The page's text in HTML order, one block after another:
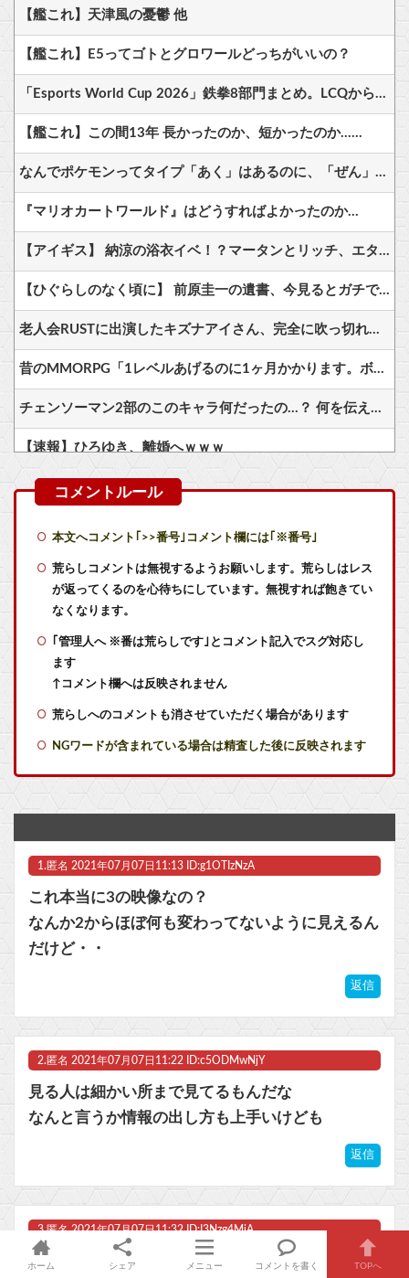
【艦これ】天津風の憂鬱 他
【艦これ】E5ってゴトとグロワールどっちがいいの？
「Esports World Cup 2026」鉄拳8部門まとめ。LCQから勝ち上がった無名のパキスタン勢が優勝
【艦これ】この間13年 長かったのか、短かったのか……
なんでポケモンってタイプ「あく」はあるのに、「ぜん」は無いの？
『マリオカートワールド』はどうすればよかったのか…
【アイギス】 納涼の浴衣イベ！？マータンとリッチ、エターナーが来る模様！！！
【ひぐらしのなく頃に】 前原圭一の遺書、今見るとガチで意味不明すぎるｗｗｗｗｗｗｗｗｗｗｗ
老人会RUSTに出演したキズナアイさん、完全に吹っ切れるｗｗｗｗ
昔のMMORPG「1レベルあげるのに1ヶ月かかります。ボスは12時間毎に湧いて取り合いです」
チェンソーマン2部のこのキャラ何だったの…？ 何を伝えたいキャラだったの…？
【速報】ひろゆき、離婚へｗｗｗ
【画像】YouTubeコメント欄、キレッキレ
『ドラクエ9 リメイク』←これDQ12発売前後に出ると思う？
ファミコンミニ「2016年発売」←マジかよｗｗｗｗｗ
「MYST」シリーズって正直ADVゲームの最高傑作だよね
バスターソード、バスターライフル←バスターってなんだよ
【水星の魔女】グエルは物語冒頭はどんだけストレスフルだったんだよ…ってなる
【ドラゴンボール】孫悟空のスーパーサイヤ人化という、漫画史においても歴史的瞬間！！！
【悲報】ルビィちゃんの声優、落とし穴に落とされる・・・他
マスク 十兆円を失う‥投資家「アメリカ党？バカかコイツw」
本文へコメント｢>>番号｣コメント欄には｢※番号｣
荒らしコメントは無視するようお願いします。荒らしはレス
が返ってくるのを心待ちにしています。無視すれば飽きてい
なくなります。
｢管理人へ ※番は荒らしです｣とコメント記入でスグ対応し
ます
↑コメント欄へは反映されません
荒らしへのコメントも消させていただく場合があります
NGワードが含まれている場合は精査した後に反映されます
1. 匿名 2021年07月07日11:13 ID:g1OTIzNzA
これ本当に3の映像なの？
なんか2からほぼ何も変わってないように見えるん
だけど・・
返信
2. 匿名 2021年07月07日11:22 ID:c5ODMwNjY
見る人は細かい所まで見てるもんだな
なんと言うか情報の出し方も上手いけども
返信
3.匿名2021年07月07日11:32 ID:I3Nzg4MjA
ホーム シェア メニュー コメントを書く TOPへ